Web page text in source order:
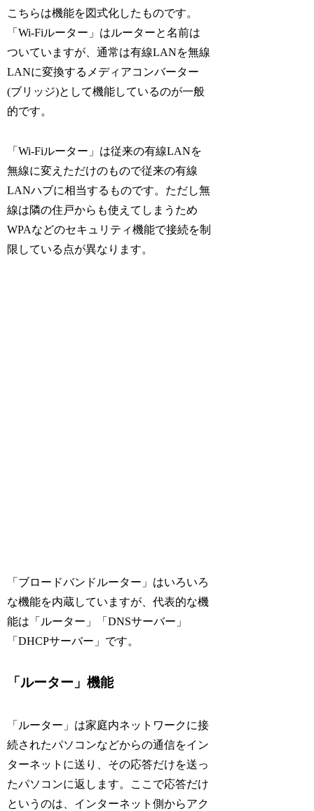
こちらは機能を図式化したものです。
「Wi-Fiルーター」はルーターと名前は
ついていますが、通常は有線LANを無線
LANに変換するメディアコンバーター
(ブリッジ)として機能しているのが一般
的です。
「Wi-Fiルーター」は従来の有線LANを
無線に変えただけのもので従来の有線
LANハブに相当するものです。ただし無
線は隣の住戸からも使えてしまうため
WPAなどのセキュリティ機能で接続を制
限している点が異なります。
「ブロードバンドルーター」はいろいろ
な機能を内蔵していますが、代表的な機
能は「ルーター」「DNSサーバー」
「DHCPサーバー」です。
「ルーター」機能
「ルーター」は家庭内ネットワークに接
続されたパソコンなどからの通信をイン
ターネットに送り、その応答だけを送っ
たパソコンに返します。ここで応答だけ
というのは、インターネット側からアク